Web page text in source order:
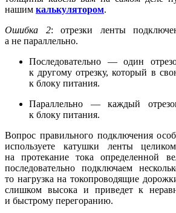
нашим калькулятором.
Ошибка 2: отрезки ленты
а не параллельно.
Последовательно — один
к другому отрезку, который в
к блоку питания.
Параллельно — каждый
к блоку питания.
Вопрос правильного подключения
используете катушки ленты
на протекание тока определенной
последовательно подключаем
то нагрузка на токопроводящие
слишком высока и приведет к
и быстрому перегоранию.